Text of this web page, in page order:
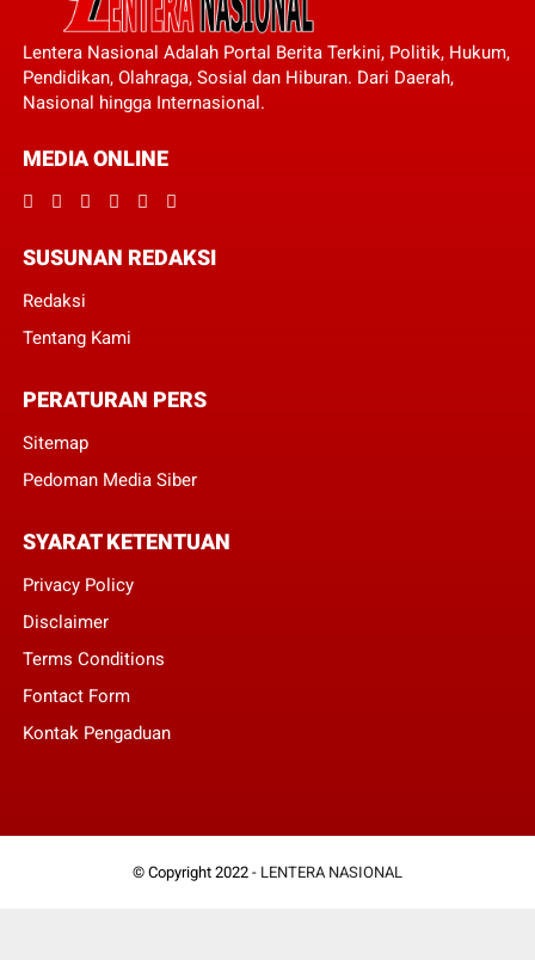
Lentera Nasional Adalah Portal Berita Terkini, Politik, Hukum,
Pendidikan, Olahraga, Sosial dan Hiburan. Dari Daerah,
Nasional hingga Internasional.
MEDIA ONLINE
SUSUNAN REDAKSI
Redaksi
Tentang Kami
PERATURAN PERS
Sitemap
Pedoman Media Siber
SYARAT KETENTUAN
Privacy Policy
Disclaimer
Terms Conditions
Fontact Form
Kontak Pengaduan
© Copyright 2022 - LENTERA NASIONAL